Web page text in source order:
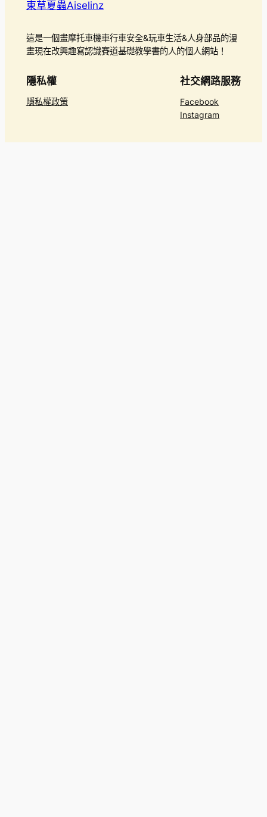
東草夏蟲Aiselinz
這是一個畫摩托車機車行車安全&玩車生活&人身部品的漫
畫現在改興趣寫認識賽道基礎教學書的人的個人網站！
隱私權
隱私權政策
社交網路服務
Facebook
Instagram